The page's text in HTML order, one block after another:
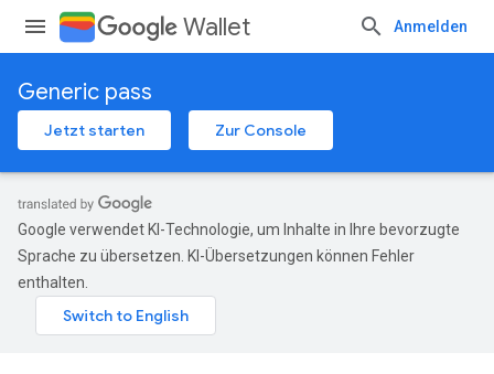
Wallet Anmelden
Generic pass
Jetzt starten Zur Console
Google verwendet KI-Technologie, um Inhalte in Ihre bevorzugte
Sprache zu übersetzen. KI-Übersetzungen können Fehler
enthalten.